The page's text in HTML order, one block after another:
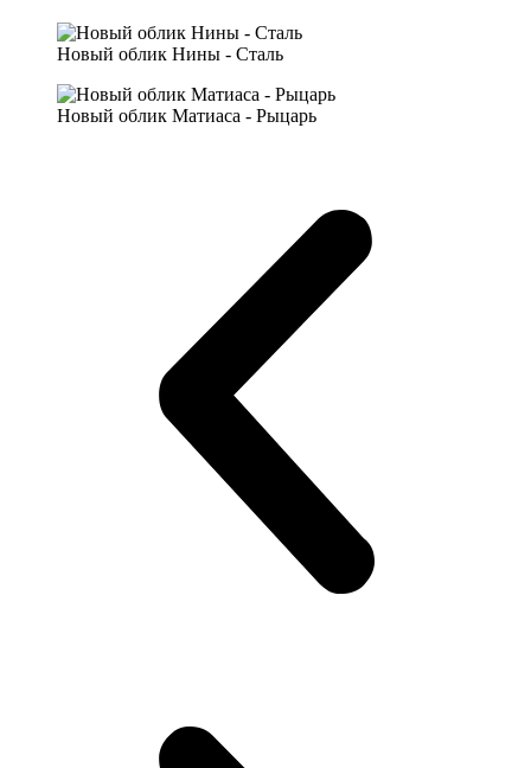
Новый облик Нины - Сталь
Новый облик Матиаса - Рыцарь